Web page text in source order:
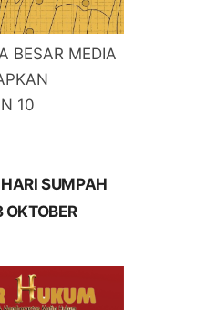
BESAR MEDIA
10
SUMPAH